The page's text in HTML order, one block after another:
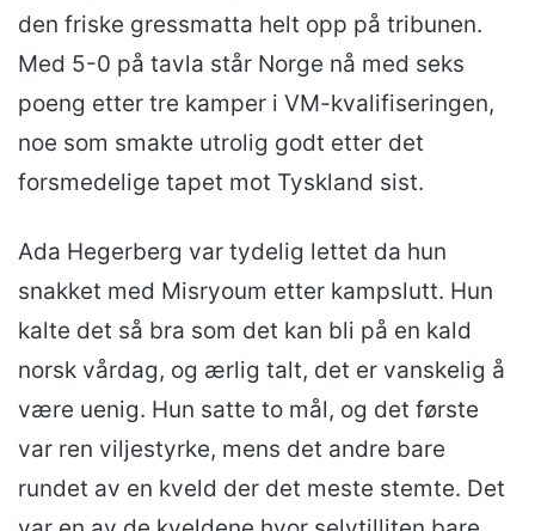
den friske gressmatta helt opp på tribunen.
Med 5-0 på tavla står Norge nå med seks
poeng etter tre kamper i VM-kvalifiseringen,
noe som smakte utrolig godt etter det
forsmedelige tapet mot Tyskland sist.
Ada Hegerberg var tydelig lettet da hun
snakket med Misryoum etter kampslutt. Hun
kalte det så bra som det kan bli på en kald
norsk vårdag, og ærlig talt, det er vanskelig å
være uenig. Hun satte to mål, og det første
var ren viljestyrke, mens det andre bare
rundet av en kveld der det meste stemte. Det